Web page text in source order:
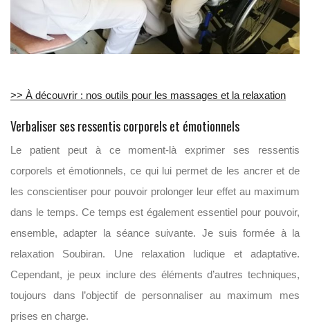
>> À découvrir : nos outils pour les massages et la relaxation
Verbaliser ses ressentis corporels et émotionnels
Le patient peut à ce moment-là exprimer ses ressentis
corporels et émotionnels, ce qui lui permet de les ancrer et de
les conscientiser pour pouvoir prolonger leur effet au maximum
dans le temps. Ce temps est également essentiel pour pouvoir,
ensemble, adapter la séance suivante. Je suis formée à la
relaxation Soubiran. Une relaxation ludique et adaptative.
Cependant, je peux inclure des éléments d’autres techniques,
toujours dans l’objectif de personnaliser au maximum mes
prises en charge.